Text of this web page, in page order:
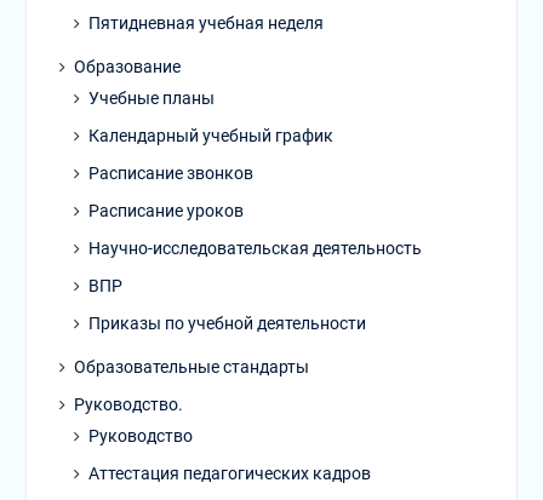
Пятидневная учебная неделя
Образование
Учебные планы
Календарный учебный график
Расписание звонков
Расписание уроков
Научно-исследовательская деятельность
ВПР
Приказы по учебной деятельности
Образовательные стандарты
Руководство.
Руководство
Аттестация педагогических кадров